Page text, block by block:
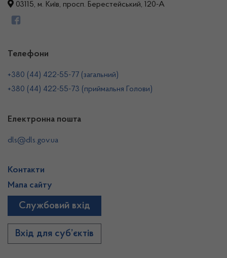
03115, м. Київ, просп. Берестейський, 120-А
Телефони
+380 (44) 422-55-77 (загальний)
+380 (44) 422-55-73 (приймальня Голови)
Електронна пошта
dls@dls.gov.ua
Контакти
Мапа сайту
Службовий вхід
Вхід для суб’єктів